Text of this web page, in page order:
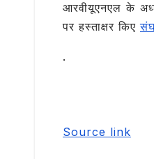
आरवीयूएनएल के
पर हस्ताक्षर किए
.
Source link